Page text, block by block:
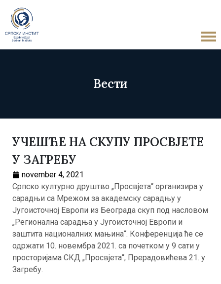
Вести
УЧЕШЋЕ НА СКУПУ ПРОСВЈЕТЕ
У ЗАГРЕБУ
november 4, 2021
Српско културно друштво „Просвјета“ организира у
сарадњи са Мрежом за академску сарадњу у
Југоисточној Европи из Београда скуп под насловом
„Регионална сарадња у Југоисточној Европи и
заштита националних мањина“. Конференција ће се
одржати 10. новембра 2021. са почетком у 9 сати у
просторијама СКД „Просвјета“, Прерадовићева 21. у
Загребу.